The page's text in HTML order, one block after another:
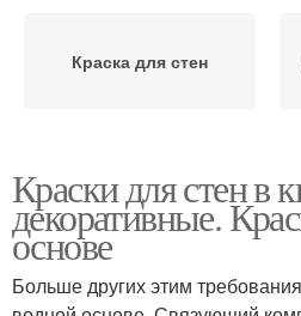
Краска для стен
Фактурные краски
Краска для внутренней
Краски для стен в
декоративные.
основе
Больше других этим